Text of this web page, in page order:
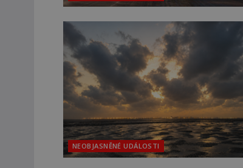
NEOBJASNĚNÉ UDÁLOSTI